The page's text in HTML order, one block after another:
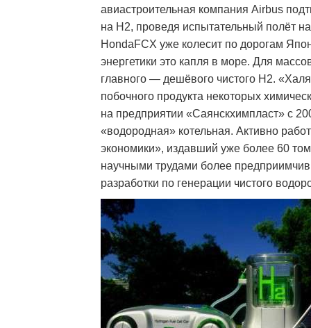
авиастроительная компания Airbus
на H2, проведя испытательный полёт
HondaFCX уже колесит по дорогам
энергетики это капля в море. Для
главного — дешёвого чистого H2.
побочного продукта некоторых
на предприятии «Саянскхимпласт» с
«водородная» котельная. Активно
экономики», издавший уже более 60
научными трудами более
разработки по генерации чистого